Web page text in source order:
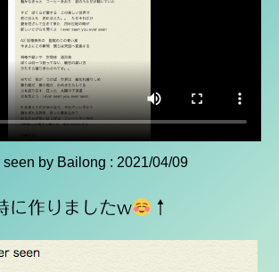
seen by Bailong : 2021/04/09
に作りましたw ↑